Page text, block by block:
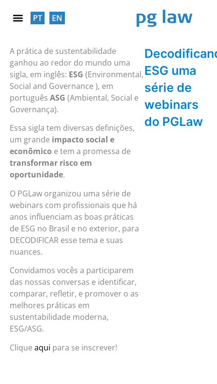
PT EN
ESG uma
série de
webinars
do PGLaw
A prática de sustentabilidade
ganhou ao redor do mundo uma
sigla, em inglês: ESG (Environmental,
Social and Governance ), em
português ASG (Ambiental, Social e
Governança).
Essa sigla tem diversas definições,
um grande impacto social e
econômico e tem a promessa de
transformar risco em
oportunidade.
O PGLaw organizou uma série de
webinars com profissionais que há
anos influenciam as boas práticas
de ESG no Brasil e no exterior, para
DECODIFICAR esse tema e suas
nuances.
Convidamos vocês a participarem
das nossas conversas e identificar,
comparar, refletir, e promover o as
melhores práticas em
sustentabilidade moderna,
ESG/ASG.
Clique aqui para se inscrever!